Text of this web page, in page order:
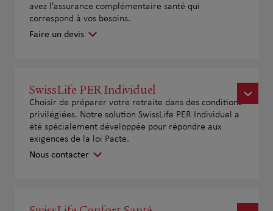
avez l'assurance complémentaire santé qui
correspond à vos besoins.
Faire un devis
SwissLife PER Individuel
Choisir de préparer votre retraite dans des conditions
privilégiées. Notre solution SwissLife PER Individuel a
été spécialement développée pour répondre aux
exigences de la loi Pacte.
Nous contacter